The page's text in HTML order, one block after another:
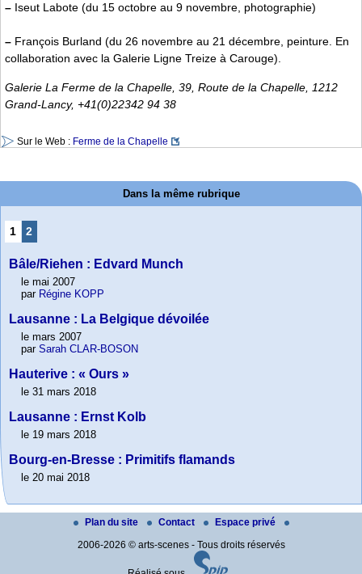
– Iseut Labote (du 15 octobre au 9 novembre, photographie)
– François Burland (du 26 novembre au 21 décembre, peinture. En
collaboration avec la Galerie Ligne Treize à Carouge).
Galerie La Ferme de la Chapelle, 39, Route de la Chapelle, 1212
Grand-Lancy, +41(0)22342 94 38
Sur le Web : Ferme de la Chapelle
Dans la même rubrique
1 2
Bâle/Riehen : Edvard Munch
le mai 2007
par Régine KOPP
Lausanne : La Belgique dévoilée
le mars 2007
par Sarah CLAR-BOSON
Hauterive : « Ours »
le 31 mars 2018
Lausanne : Ernst Kolb
le 19 mars 2018
Bourg-en-Bresse : Primitifs flamands
le 20 mai 2018
Plan du site Contact
Espace privé
2006-2026 © arts-scenes - Tous droits réservés